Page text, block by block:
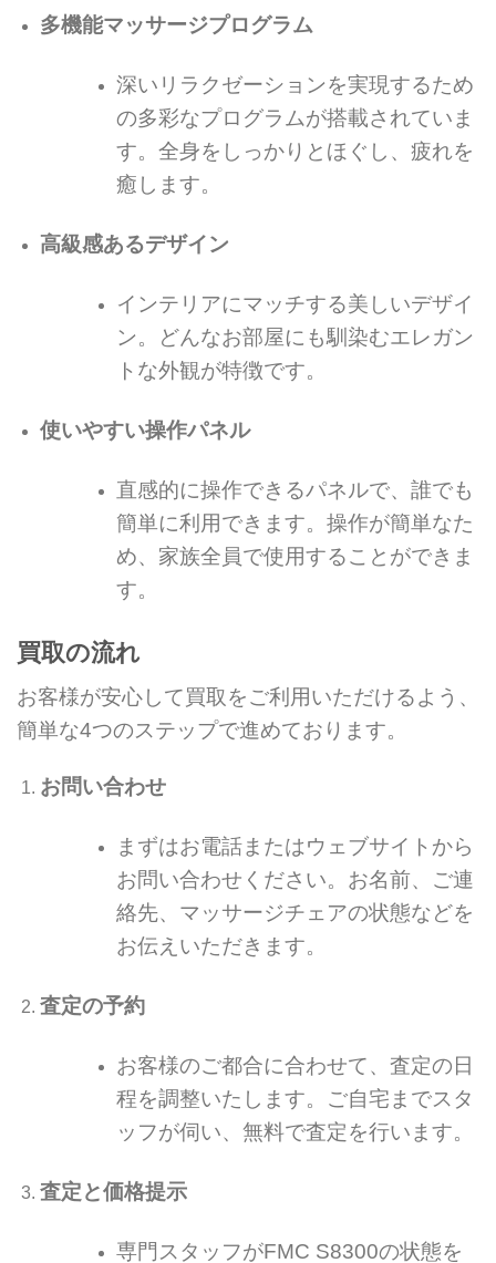
多機能マッサージプログラム
深いリラクゼーションを実現するため
の多彩なプログラムが搭載されていま
す。全身をしっかりとほぐし、疲れを
癒します。
高級感あるデザイン
インテリアにマッチする美しいデザイ
ン。どんなお部屋にも馴染むエレガン
トな外観が特徴です。
使いやすい操作パネル
直感的に操作できるパネルで、誰でも
簡単に利用できます。操作が簡単なた
め、家族全員で使用することができま
す。
買取の流れ
お客様が安心して買取をご利用いただけるよう、
簡単な4つのステップで進めております。
お問い合わせ
まずはお電話またはウェブサイトから
お問い合わせください。お名前、ご連
絡先、マッサージチェアの状態などを
お伝えいただきます。
査定の予約
お客様のご都合に合わせて、査定の日
程を調整いたします。ご自宅までスタ
ッフが伺い、無料で査定を行います。
査定と価格提示
専門スタッフがFMC S8300の状態を